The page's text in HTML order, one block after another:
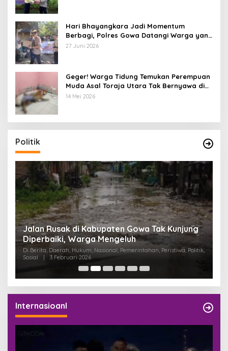
Hari Bhayangkara Jadi Momentum
Berbagi, Polres Gowa Datangi Warga yang
Membutuhkan
27 Juni 2026
Geger! Warga Tidung Temukan Perempuan
Muda Asal Toraja Utara Tak Bernyawa di
Kamar Kos
14 Mei 2026
Politik
Jalan Rusak di Kabupaten Gowa Tak Kunjung
Diperbaiki, Warga Mengeluh
Di Berita, Daerah, Hukum, Nasional, Pemerintahan, Peristiwa, Politik,
Sosial
| 3 Februari 2026
Internasioanl